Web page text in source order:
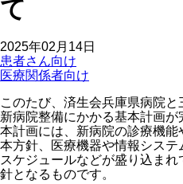
て
2025年02月14日
患者さん向け
医療関係者向け
このたび、済生会兵庫県病院
新病院整備にかかる基本計画が
本計画には、新病院の診療機
本方針、医療機器や情報シス
スケジュールなどが盛り込ま
針となるものです。